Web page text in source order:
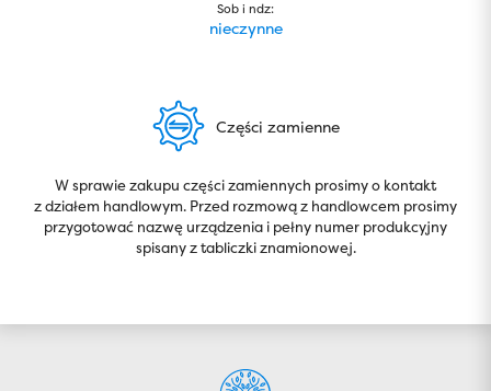
Sob i ndz:
nieczynne
Części zamienne
W sprawie zakupu części zamiennych prosimy o kontakt
z działem handlowym. Przed rozmową z handlowcem prosimy
przygotować nazwę urządzenia i pełny numer produkcyjny
spisany z tabliczki znamionowej.